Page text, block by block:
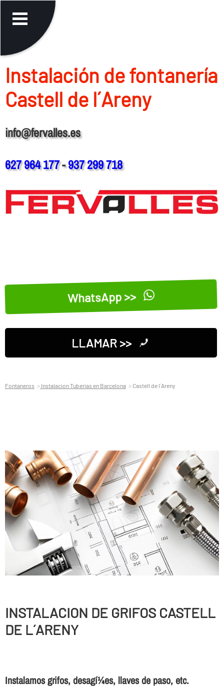
Instalación de fontanerí­a
Castell de l´Areny
info@fervalles.es
627 964 177-937 299 718
WhatsApp >>
LLAMAR >>
Fontaneros Instalacion Tuberias en Barcelona Castell de l´Areny
INSTALACION DE GRIFOS CASTELL
DE L´ARENY
Instalamos grifos, desagí¼es, llaves de paso, etc.